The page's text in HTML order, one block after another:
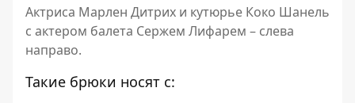
Актриса Марлен Дитрих и кутюрье Коко Шанель
с актером балета Сержем Лифарем – слева
направо.
Такие брюки носят с: